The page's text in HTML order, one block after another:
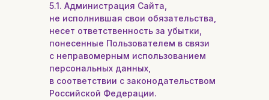
5.1. Администрация Сайта,
не исполнившая свои обязательства,
несет ответственность за убытки,
понесенные Пользователем в связи
с неправомерным использованием
персональных данных,
в соответствии с законодательством
Российской Федерации.